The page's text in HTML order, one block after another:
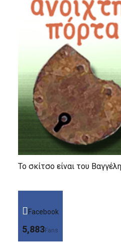
Το σκίτσο είναι του
Facebook
5,883Fans